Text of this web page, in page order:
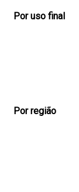
Por uso final
Por região